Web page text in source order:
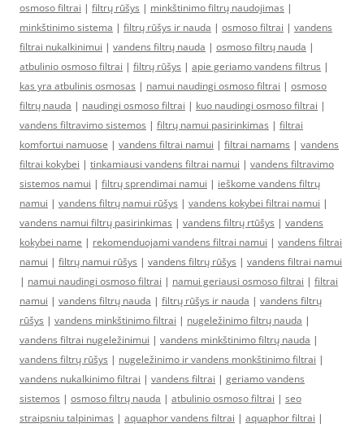
osmoso filtrai | filtrų rūšys | minkštinimo filtrų naudojimas |
minkštinimo sistema | filtrų rūšys ir nauda | osmoso filtrai | vandens
filtrai nukalkinimui | vandens filtrų nauda | osmoso filtrų nauda |
atbulinio osmoso filtrai | filtrų rūšys | apie geriamo vandens filtrus |
kas yra atbulinis osmosas | namui naudingi osmoso filtrai | osmoso
filtrų nauda | naudingi osmoso filtrai | kuo naudingi osmoso filtrai |
vandens filtravimo sistemos | filtrų namui pasirinkimas | filtrai
komfortui namuose | vandens filtrai namui | filtrai namams | vandens
filtrai kokybei | tinkamiausi vandens filtrai namui | vandens filtravimo
sistemos namui | filtrų sprendimai namui | ieškome vandens filtrų
namui | vandens filtrų namui rūšys | vandens kokybei filtrai namui |
vandens namui filtrų pasirinkimas | vandens filtrų rtūšys | vandens
kokybei name | rekomenduojami vandens filtrai namui | vandens filtrai
namui | filtrų namui rūšys | vandens filtrų rūšys | vandens filtrai namui
| namui naudingi osmoso filtrai | namui geriausi osmoso filtrai | filtrai
namui | vandens filtrų nauda | filtrų rūšys ir nauda | vandens filtrų
rūšys | vandens minkštinimo filtrai | nugeležinimo filtrų nauda |
vandens filtrai nugeležinimui | vandens minkštinimo filtrų nauda |
vandens filtrų rūšys | nugeležinimo ir vandens monkštinimo filtrai |
vandens nukalkinimo filtrai | vandens filtrai | geriamo vandens
sistemos | osmoso filtrų nauda | atbulinio osmoso filtrai | seo
straipsniu talpinimas | aquaphor vandens filtrai | aquaphor filtrai |